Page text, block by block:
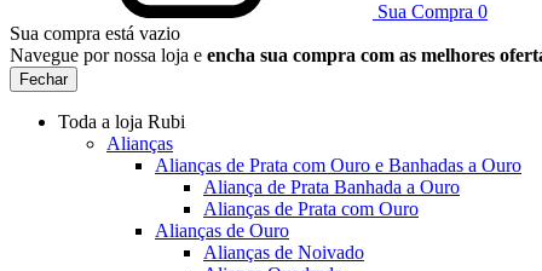
Sua Compra 0
Sua compra está vazio
Navegue por nossa loja e encha sua compra com as melhores
Fechar
Toda a loja Rubi
Alianças
Alianças de Prata com Ouro e Banhadas a Ouro
Aliança de Prata Banhada a Ouro
Alianças de Prata com Ouro
Alianças de Ouro
Alianças de Noivado